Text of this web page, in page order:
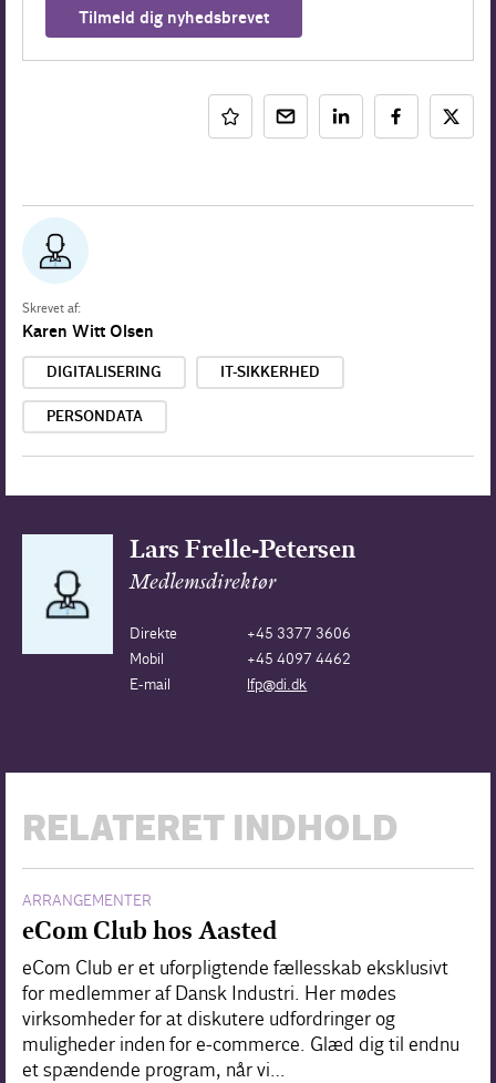
Tilmeld dig nyhedsbrevet
Skrevet af:
Karen Witt Olsen
DIGITALISERING IT-SIKKERHED
PERSONDATA
Lars Frelle-Petersen
Medlemsdirektør
Direkte
+45 3377 3606
Mobil
+45 4097 4462
E-mail
lfp@di.dk
RELATERET INDHOLD
ARRANGEMENTER
eCom Club hos Aasted
eCom Club er et uforpligtende fællesskab eksklusivt
for medlemmer af Dansk Industri. Her mødes
virksomheder for at diskutere udfordringer og
muligheder inden for e-commerce. Glæd dig til endnu
et spændende program, når vi…